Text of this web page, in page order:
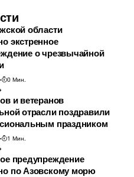
области
экстренное
о чрезвычайной
0 Мин.
и ветеранов
отрасли поздравили
праздником
1 Мин.
предупреждение
по Азовскому морю